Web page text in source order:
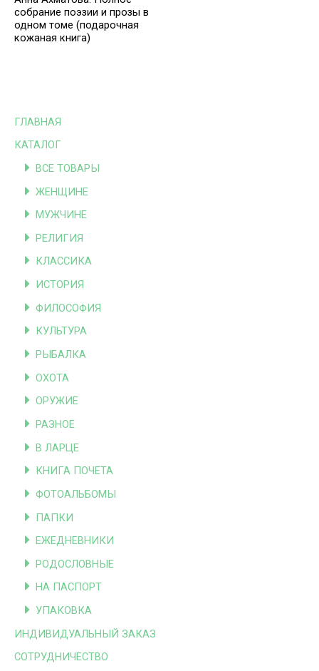
ГЛАВНАЯ
КАТАЛОГ
ВСЕ ТОВАРЫ
ЖЕНЩИНЕ
МУЖЧИНЕ
РЕЛИГИЯ
КЛАССИКА
ИСТОРИЯ
ФИЛОСОФИЯ
КУЛЬТУРА
РЫБАЛКА
ОХОТА
ОРУЖИЕ
РАЗНОЕ
В ЛАРЦЕ
КНИГА ПОЧЕТА
ФОТОАЛЬБОМЫ
ПАПКИ
ЕЖЕДНЕВНИКИ
РОДОСЛОВНЫЕ
НА ПАСПОРТ
УПАКОВКА
ИНДИВИДУАЛЬНЫЙ ЗАКАЗ
СОТРУДНИЧЕСТВО
собрание поэзии и прозы в
одном томе (подарочная
кожаная книга)